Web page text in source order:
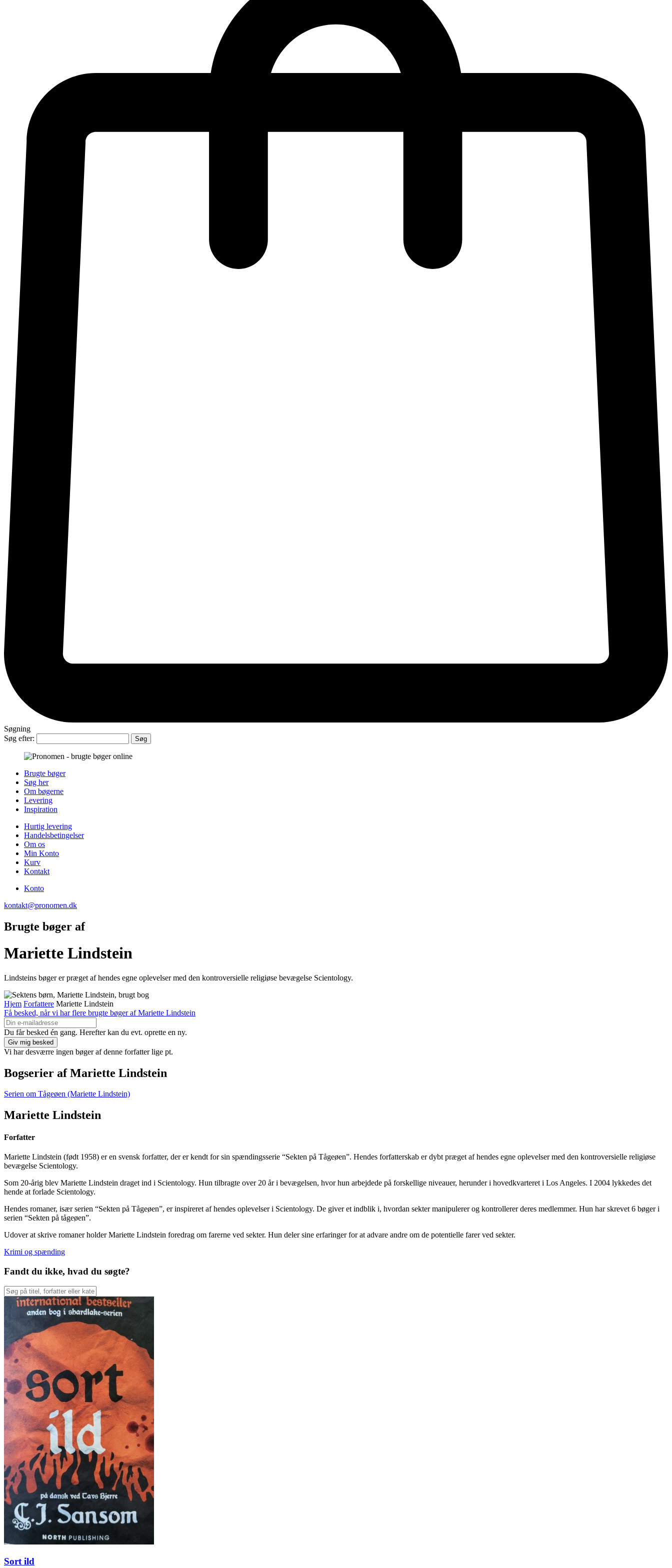
Søgning
Søg efter:
Brugte bøger
Søg her
Om bøgerne
Levering
Inspiration
Hurtig levering
Handelsbetingelser
Om os
Min Konto
Kurv
Kontakt
Konto
kontakt@pronomen.dk
Brugte bøger af
Mariette Lindstein
Lindsteins bøger er præget af hendes egne oplevelser med den kontroversielle religiøse bevægelse Scientology.
Hjem Forfattere Mariette Lindstein
Få besked, når vi har flere brugte bøger af Mariette Lindstein
Du får besked én gang. Herefter kan du evt. oprette en ny.
Vi har desværre ingen bøger af denne forfatter lige pt.
Bogserier af Mariette Lindstein
Serien om Tågeøen (Mariette Lindstein)
Mariette Lindstein
Forfatter
Mariette Lindstein (født 1958) er en svensk forfatter, der er kendt for sin spændingsserie “Sekten på Tågeøen”. Hendes forfatterskab er dybt præget af hendes egne oplevelser med den kontroversielle religiøse
bevægelse Scientology.
Som 20-årig blev Mariette Lindstein draget ind i Scientology. Hun tilbragte over 20 år i bevægelsen, hvor hun arbejdede på forskellige niveauer, herunder i hovedkvarteret i Los Angeles. I 2004 lykkedes det
hende at forlade Scientology.
Hendes romaner, især serien “Sekten på Tågeøen”, er inspireret af hendes oplevelser i Scientology. De giver et indblik i, hvordan sekter manipulerer og kontrollerer deres medlemmer. Hun har skrevet 6 bøger i
serien “Sekten på tågeøen”.
Udover at skrive romaner holder Mariette Lindstein foredrag om farerne ved sekter. Hun deler sine erfaringer for at advare andre om de potentielle farer ved sekter.
Krimi og spænding
Fandt du ikke, hvad du søgte?
Sort ild